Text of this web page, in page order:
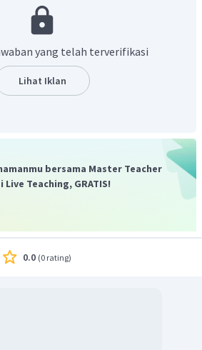
gas dengan kandungan oksigen
udara ke bara api memiliki tujuan
peniupan udara ke bara api
oksigen.
yang telah terverifikasi
Lihat Iklan
bersama Master Teacher
Live Teaching, GRATIS!
0.0 (0 rating)